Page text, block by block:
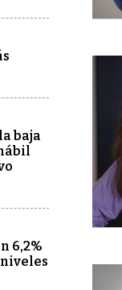
baja
6,2%